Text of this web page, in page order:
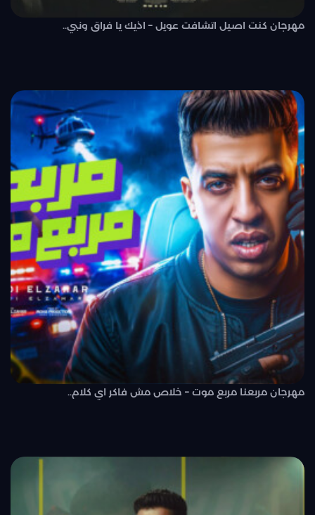
مهرجان كنت اصيل اتشافت عويل – اذيك يا فراق ونبي..
مهرجان مربعنا مربع موت – خلاص مش فاكر اي كلام..